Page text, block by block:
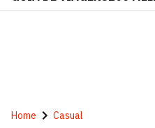
Home Casual